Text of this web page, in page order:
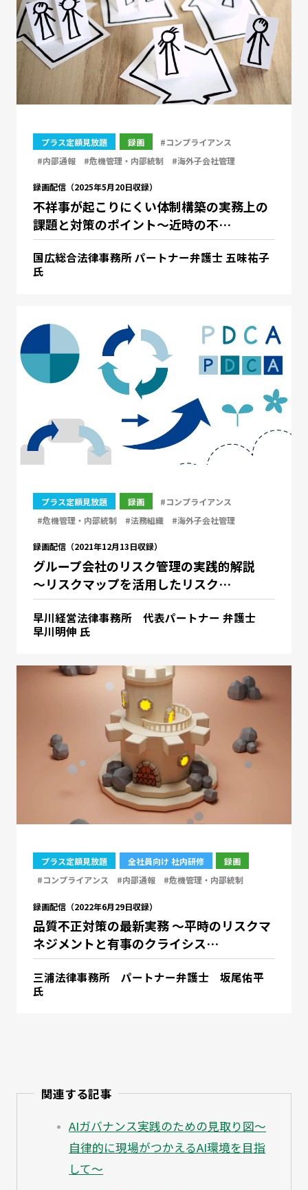
プラス定額見放題 録画
#コンプライアンス
#内部通報
#危機管理・内部統制 #海外子会社管理
録画配信（2025年5月20日収録）
不祥事が起こりにくい体制構築の実務上の
課題と対策のポイント～近時の不…
国広総合法律事務所 パートナー弁護士 五味祐子
氏
プラス定額見放題 録画
#コンプライアンス
#危機管理・内部統制
#法務組織 #海外子会社管理
録画配信（2021年12月13日収録）
グループ会社のリスク管理の実践的解説
～リスクマップを活用したリスク…
早川経営法律事務所 代表パートナー 弁護士
早川明伸 氏
プラス定額見放題 全社員向け 社内研修
録画
#コンプライアンス
#内部通報 #危機管理・内部統制
録画配信（2022年6月29日収録）
品質不正対策の最新実務 ～平時のリスクマ
ネジメントと有事のクライシス…
三浦法律事務所 パートナー弁護士 坂尾佑平
氏
関連する記事
AIガバナンス実践のための見取り図～
自律的に現場がつかえるAI環境を目指
して～